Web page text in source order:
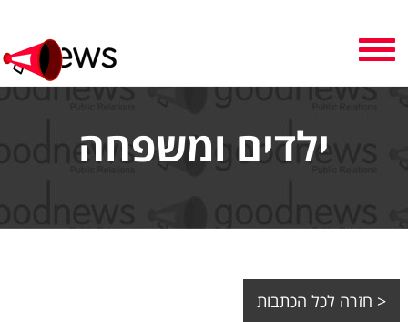
Toggle
navigation
ילדים ומשפחה
< חזרה לכל הכתבות